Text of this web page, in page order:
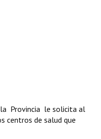
la Provincia le solicita al
centros de salud que